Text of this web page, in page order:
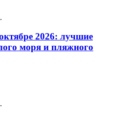
2026: лучшие
моря и пляжного